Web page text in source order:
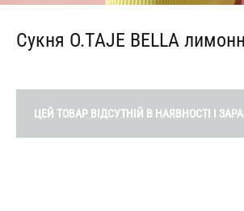
Сукня O.TAJE BELLA
ЦЕЙ ТОВАР ВІДСУТНІЙ В НАЯВНОСТІ І